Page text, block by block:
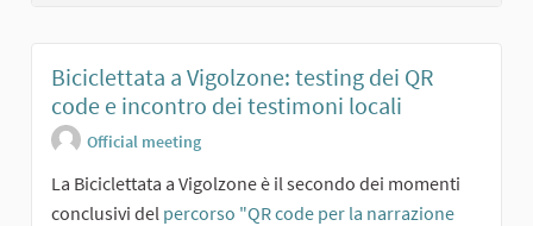
Biciclettata a Vigolzone: testing dei QR
code e incontro dei testimoni locali
Official meeting
La Biciclettata a Vigolzone è il secondo dei momenti
conclusivi del percorso "QR code per la narrazione